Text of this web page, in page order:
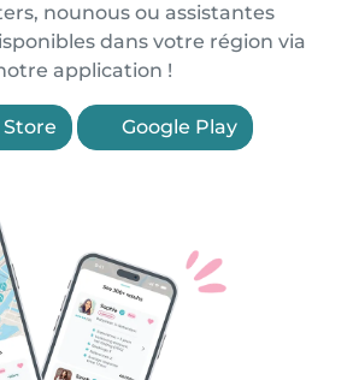
nounous ou assistantes
dans votre région via
application !
Google Play